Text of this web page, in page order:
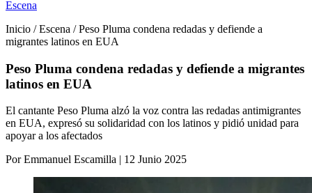
Escena
Inicio / Escena / Peso Pluma condena redadas y defiende a
migrantes latinos en EUA
Peso Pluma condena redadas y defiende a migrantes
latinos en EUA
El cantante Peso Pluma alzó la voz contra las redadas antimigrantes
en EUA, expresó su solidaridad con los latinos y pidió unidad para
apoyar a los afectados
Por Emmanuel Escamilla | 12 Junio 2025